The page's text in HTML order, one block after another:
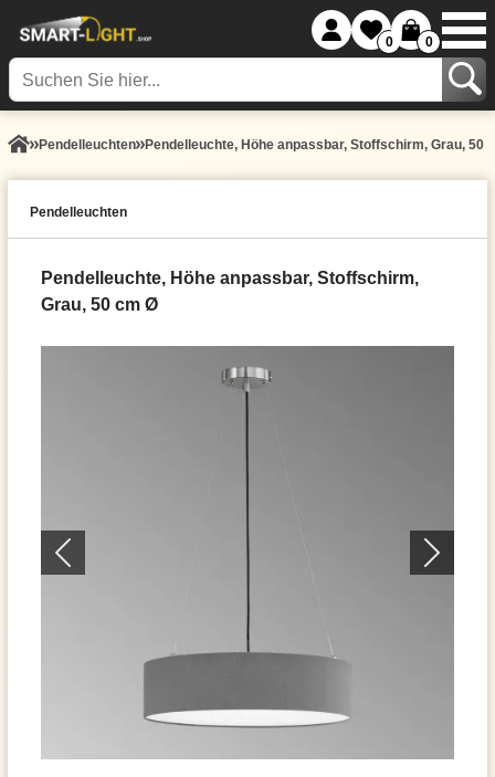
0 0
Pendel­leuchten Pendelleuchte, Höhe anpassbar, Stoffschirm, Grau, 50
Pendel­leuchten
Pendelleuchte, Höhe anpassbar, Stoffschirm,
Grau, 50 cm Ø